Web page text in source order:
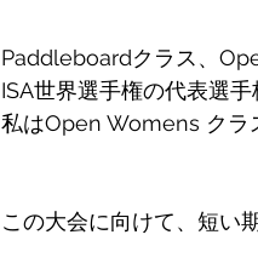
Paddleboardクラス、
ISA世界選手権の代表選
私はOpen Womens クラ
この大会に向けて、短い